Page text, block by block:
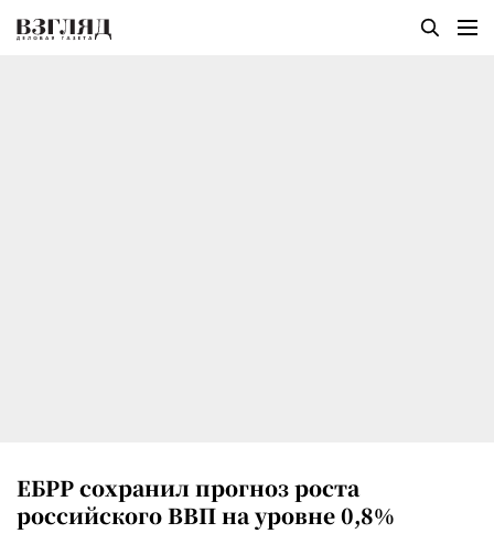
ЕБРР сохранил прогноз роста
российского ВВП на уровне 0,8%